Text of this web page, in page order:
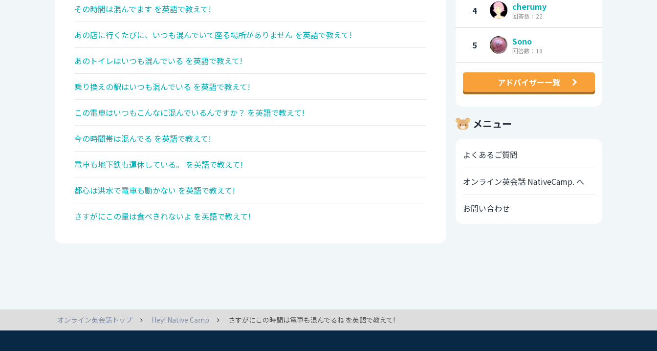
その時間は混んでます を英語で教えて!
あの店に行くたびに、いつも混んでいて座る場所がありません を英語で教えて!
あのトイレはいつも混んでいる を英語で教えて!
乗り換えの駅はいつも混んでいる を英語で教えて!
この電車はいつもこんなに混んでいるんですか？ を英語で教えて!
今の時間帯は混んでる を英語で教えて!
電車も地下鉄も運休している。 を英語で教えて!
都心は洪水で電車も動かない を英語で教えて!
さすがにこの量は食べきれないよ を英語で教えて!
4 cherumy
回答数：22
5 Sono
回答数：18
アドバイザー一覧
メニュー
よくあるご質問
オンライン英会話 NativeCamp. へ
お問い合わせ
オンライン英会話トップ Hey! Native Camp さすがにこの時間は電車も混んでるね を英語で教えて!